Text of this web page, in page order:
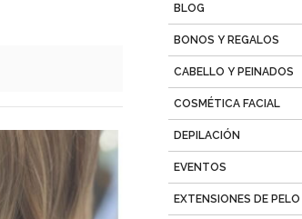
BLOG
BONOS Y REGALOS
CABELLO Y PEINADOS
COSMÉTICA FACIAL
DEPILACIÓN
EVENTOS
EXTENSIONES DE PELO